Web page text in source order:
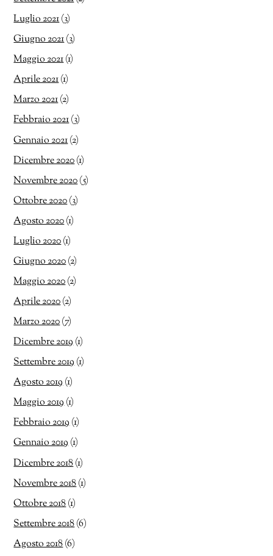
Luglio 2021(3)
Giugno 2021(3)
Maggio 2021(1)
Aprile 2021(1)
Marzo 2021(2)
Febbraio 2021(3)
Gennaio 2021(2)
Dicembre 2020(1)
Novembre 2020(5)
Ottobre 2020(3)
Agosto 2020(1)
Luglio 2020(1)
Giugno 2020(2)
Maggio 2020(2)
Aprile 2020(2)
Marzo 2020(7)
Dicembre 2019(1)
Settembre 2019(1)
Agosto 2019(1)
Maggio 2019(1)
Febbraio 2019(1)
Gennaio 2019(1)
Dicembre 2018(1)
Novembre 2018(1)
Ottobre 2018(1)
Settembre 2018(6)
Agosto 2018(6)